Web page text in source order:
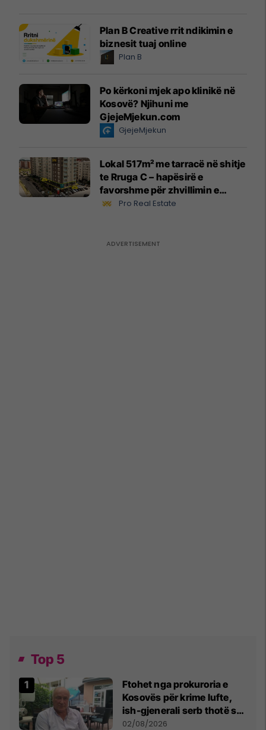
Plan B Creative rrit ndikimin e
biznesit tuaj online
Plan B
Po kërkoni mjek apo klinikë në
Kosovë? Njihuni me
GjejeMjekun.com
GjejeMjekun
Lokal 517m² me tarracë në shitje
te Rruga C – hapësirë e
favorshme për zhvillimin e
biznesit #15796
Pro Real Estate
Top 5
Ftohet nga prokuroria e
Kosovës për krime lufte,
ish-gjenerali serb thotë se
dikush e tradhtoi në
02/08/2026